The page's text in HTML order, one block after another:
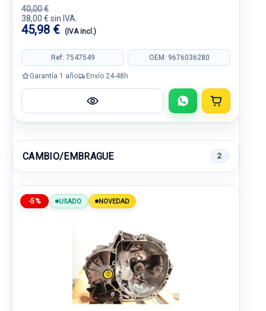
40,00 €
38,00 € sin IVA.
45,98 € (IVA incl.)
Ref: 7547549 OEM: 9676036280
Garantía 1 año Envío 24-48h
CAMBIO/EMBRAGUE 2
-5% USADO NOVEDAD